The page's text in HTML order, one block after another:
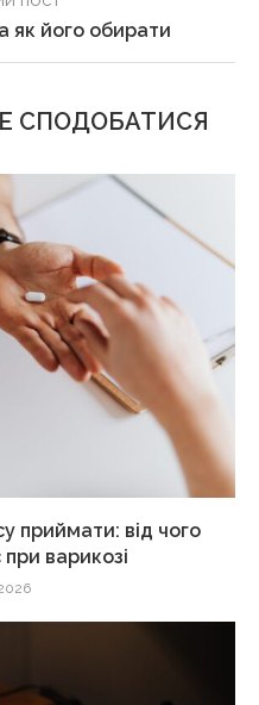
як його обирати
СПОДОБАТИСЯ
приймати: від чого
варикозі